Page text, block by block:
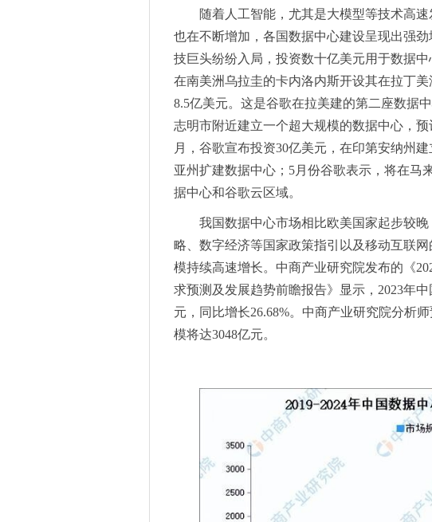
中国人寿财险深州市支公司 开展关爱老年人宣传
龙旗科技成功入围2024年《财富》中国500强排
报名通道开启 | 2025深圳国际传感器与应用技
报名通道开启 | 2025深圳国际传感器与应用技
2025慕尼黑上海电子生产设备展3月华丽开篇，
兼具高性能和先进安全功能，F5获评Web应用和
慕尼黑上海光博会预登记扩邀/组团盛启，邀您共
创新驱动发展！龙旗携手博世举办技术研讨会
云网神盾®护航“一带一路”，智赋全球企业畅享数
X6真能“装”！20个人轻松容纳！2024新石器无
深圳市通信电子与信息化专家、金航标电子技术
2025 GTB全球领先品牌典礼即将在美国启幕
慕尼黑上海光博会阵容豪华，新老展商共绘光电
人工智能加速产业升级，又一地区重点布局传感
慕尼黑上海光博会与Light学术出版中心共攀新高
打造智慧健康的舒适家居环境，以旧换新优选
卓越用户口碑保证，“以旧换新”优选TCL小蓝翼
以旧换新立减20%，TCL小蓝翼P7新风空调重塑
慕尼黑上海电子展解读：科技巨头竞相布局，数
1400+展商名单完整版来了！光电大展3月来袭！
科峰信息：信息技术领域的奋进者
随着人工智能，尤其是大模型等技术高
也在不断增加，各国数据中心建设呈现出强
技巨头纷纷入局，投资数十亿美元用于数据
在南美洲乌拉圭的卡内洛内斯开设其在拉丁
8.5亿美元。这是谷歌在拉美建的第二座数据
志明市附近建立一个超大规模的数据中心，
月，谷歌宣布投资30亿美元，在印第安纳州
亚州扩建数据中心；5月份谷歌表示，将在马
据中心和谷歌云区域。
我国数据中心市场相比欧美国家起步较
略、数字经济等国家政策指引以及移动互联
模持续高速增长。中商产业研究院发布的《
求预测及发展趋势前瞻报告》显示，2023年
元，同比增长26.68%。中商产业研究院分析
模将达3048亿元。